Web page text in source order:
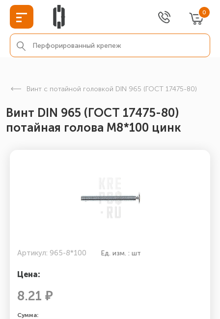
0
Винт с потайной головкой DIN 965 (ГОСТ 17475-80)
Винт DIN 965 (ГОСТ 17475-80)
потайная голова М8*100 цинк
Артикул: 965-8*100 Ед. изм. : шт
Цена:
8.21 ₽
Сумма: